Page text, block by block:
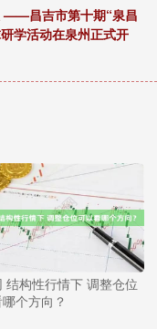
——昌吉市第十期“泉昌
学活动在泉州正式开
结构性行情下 调整仓位
个方向？